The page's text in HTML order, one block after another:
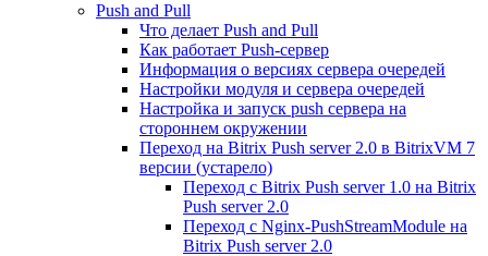
Push and Pull
Что делает Push and Pull
Как работает Push-сервер
Информация о версиях сервера очередей
Настройки модуля и сервера очередей
Настройка и запуск push сервера на
стороннем окружении
Переход на Bitrix Push server 2.0 в BitrixVM 7
версии (устарело)
Переход с Bitrix Push server 1.0 на Bitrix
Push server 2.0
Переход с Nginx-PushStreamModule на
Bitrix Push server 2.0